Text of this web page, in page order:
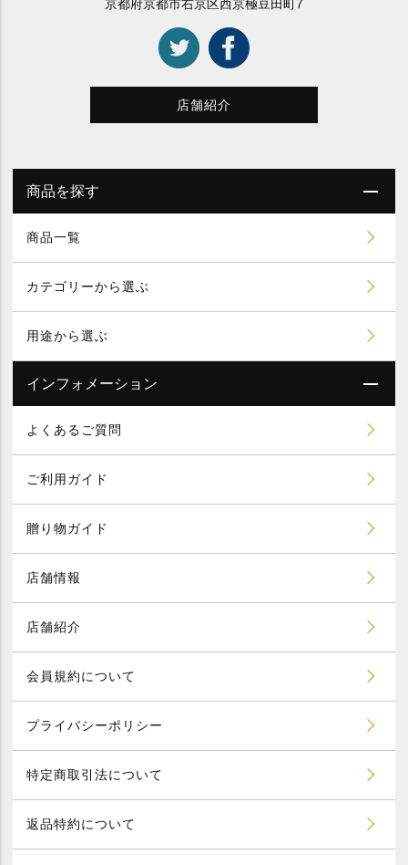
京都府京都市右京区西京極豆田町7
店舗紹介
商品を探す
商品一覧
カテゴリーから選ぶ
用途から選ぶ
インフォメーション
よくあるご質問
ご利用ガイド
贈り物ガイド
店舗情報
店舗紹介
会員規約について
プライバシーポリシー
特定商取引法について
返品特約について